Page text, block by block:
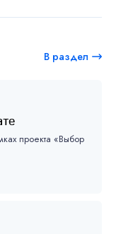
В раздел
проекта «Выбор